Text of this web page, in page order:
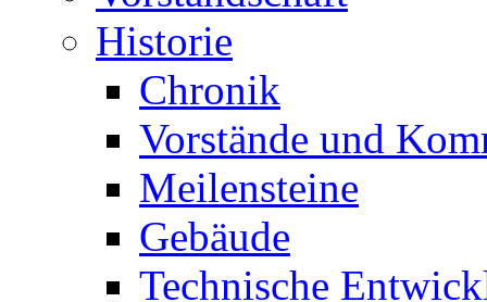
Historie
Chronik
Vorstände und
Meilensteine
Gebäude
Technische